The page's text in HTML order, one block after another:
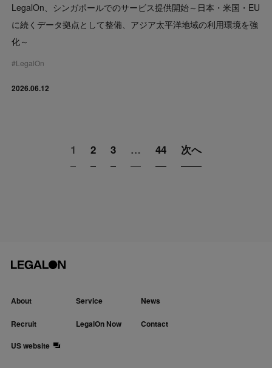
LegalOn、シンガポールでのサービス提供開始～日本・米国・EU
に続くデータ拠点として整備、アジア太平洋地域の利用環境を強
化～
#LegalOn
2026.06.12
1 2 3 … 44 次へ
About Service News
Recruit LegalOn Now
Contact
US website